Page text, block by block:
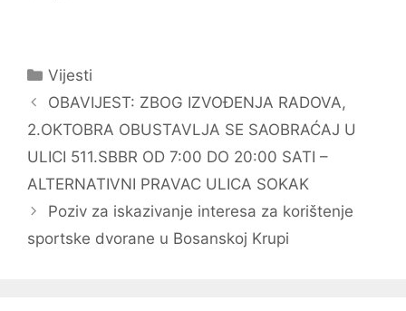
Kategorije
Vijesti
Navigacija
objava
OBAVIJEST: ZBOG IZVOĐENJA RADOVA,
2.OKTOBRA OBUSTAVLJA SE SAOBRAĆAJ U
ULICI 511.SBBR OD 7:00 DO 20:00 SATI –
ALTERNATIVNI PRAVAC ULICA SOKAK
Poziv za iskazivanje interesa za korištenje
sportske dvorane u Bosanskoj Krupi